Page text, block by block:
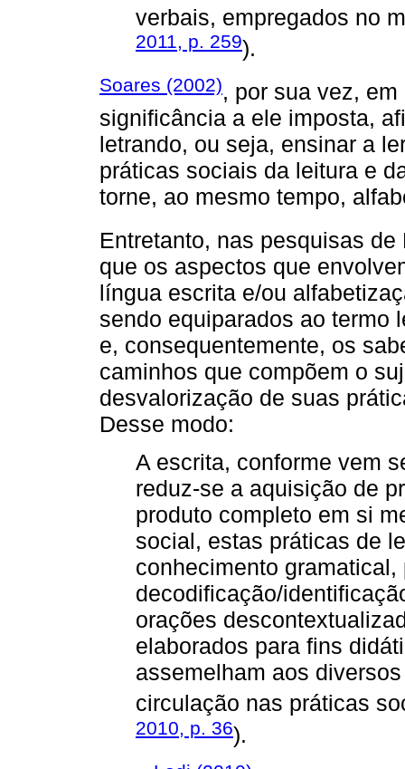
verbais, empregados no
2011, p. 259).
Soares (2002), por sua vez,
significância a ele imposta,
letrando, ou seja, ensinar a
práticas sociais da leitura e
torne, ao mesmo tempo,
Entretanto, nas pesquisas
que os aspectos que
língua escrita e/ou
sendo equiparados ao termo
e, consequentemente, os
caminhos que compõem o
desvalorização de suas
Desse modo:
A escrita, conforme vem
reduz-se a aquisição de
produto completo em si
social, estas práticas de
conhecimento
decodificação/
orações
elaborados para fins
assemelham aos
circulação nas práticas
2010, p. 36).